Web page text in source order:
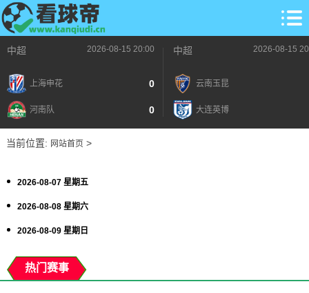
中超 2026-08-15 20:00
上海申花 0
河南队 0
中超 2026-08-15
云南玉昆
大连英博
当前位置: 网站首页>
2026-08-07 星期五
2026-08-08 星期六
2026-08-09 星期日
热门赛事